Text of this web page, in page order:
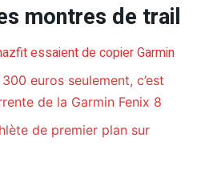
montres de trail
essaient de copier Garmin
euros seulement, c’est
de la Garmin Fenix 8
de premier plan sur